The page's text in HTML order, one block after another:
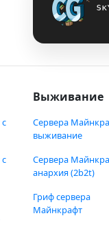
Выживание
Сервера
выживание
Сервера
анархия (2b2t)
Гриф сервера
Майнкрафт